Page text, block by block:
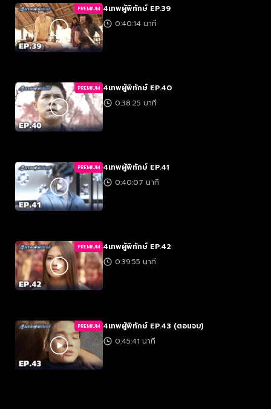
PREMIUM 4เทพผู้พิทักษ์ EP.39
0:40:14 นาที
PREMIUM 4เทพผู้พิทักษ์ EP.40
0:38:25 นาที
PREMIUM 4เทพผู้พิทักษ์ EP.41
0:40:07 นาที
PREMIUM 4เทพผู้พิทักษ์ EP.42
0:39:55 นาที
PREMIUM 4เทพผู้พิทักษ์ EP.43 (ตอนจบ)
0:45:41 นาที